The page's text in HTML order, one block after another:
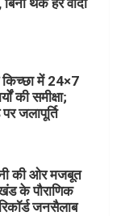
किच्छा में 24×7
की समीक्षा;
जलापूर्ति
की ओर मजबूत
के पौराणिक
जनसैलाब